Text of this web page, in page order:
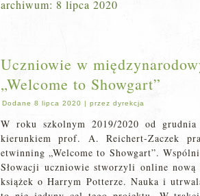
archiwum: 8 lipca 2020
Uczniowie w
„Welcome to Showgart”
Dodane 8 lipca 2020 | przez dyrekcja
W roku szkolnym 2019/2020 od
kierunkiem prof. A. Reichert-Zaczek
etwinning „Welcome to Showgart”.
Słowacji uczniowie stworzyli online
książek o Harrym Potterze. Nauka i